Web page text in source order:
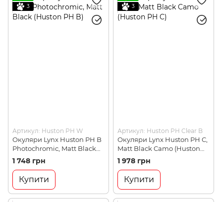
3
Артикул: Huston PH W
Окуляри Lynx Huston PH B
Photochromic, Matt Black
(Huston PH B)
1 748 грн
Купити
3
Артикул: Huston PH Clear B
Окуляри Lynx Huston PH C,
Matt Black Camo (Huston
PH C)
1 978 грн
Купити